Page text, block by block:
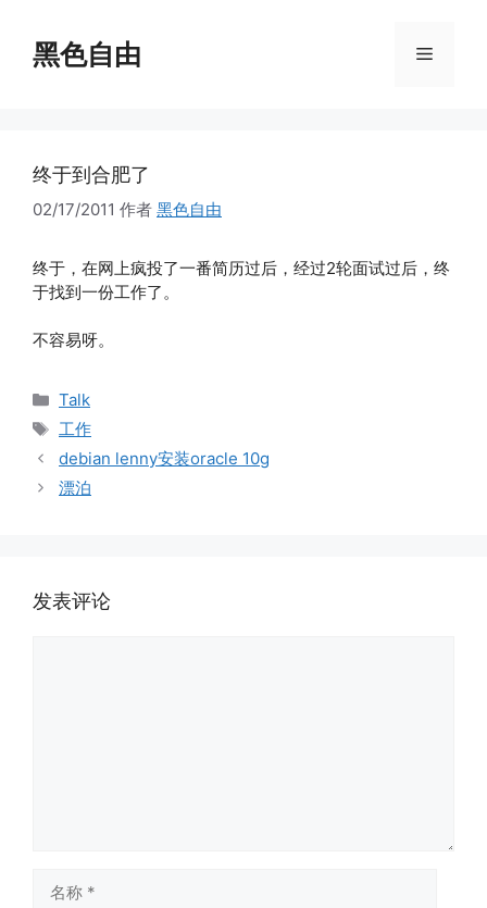
黑色自由 菜
终于到合肥了
02/17/2011 作者 黑色自由
终于，在网上疯投了一番简历过后，经过2轮面试过后，终
于找到一份工作了。
不容易呀。
分
类
Talk
标
签
工作
debian lenny安装oracle 10g
漂泊
发表评论